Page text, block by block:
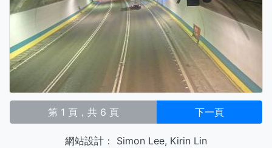
第 1 頁，共 6 頁 下一頁
網站設計： Simon Lee, Kirin Lin